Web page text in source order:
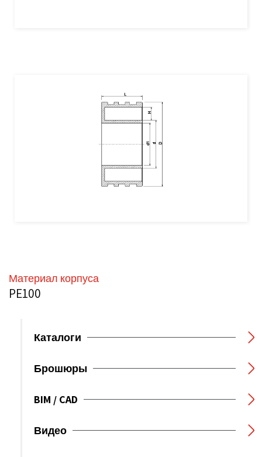
Материал корпуса
PE100
Каталоги
Брошюры
BIM / CAD
Видео